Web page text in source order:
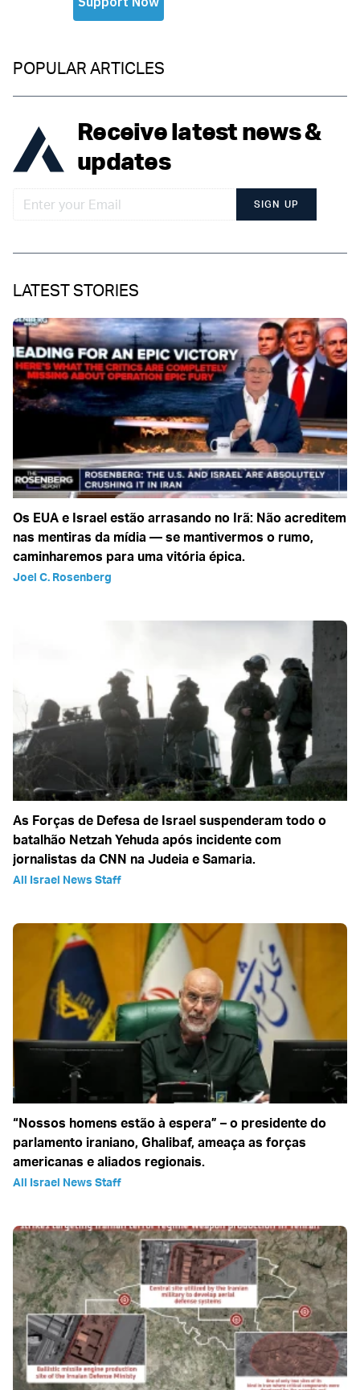
POPULAR ARTICLES
Receive latest news &
updates
SIGN UP
LATEST STORIES
Os EUA e Israel estão arrasando no Irã: Não acreditem
nas mentiras da mídia — se mantivermos o rumo,
caminharemos para uma vitória épica.
Joel C. Rosenberg
As Forças de Defesa de Israel suspenderam todo o
batalhão Netzah Yehuda após incidente com
jornalistas da CNN na Judeia e Samaria.
All Israel News Staff
“Nossos homens estão à espera” – o presidente do
parlamento iraniano, Ghalibaf, ameaça as forças
americanas e aliados regionais.
All Israel News Staff